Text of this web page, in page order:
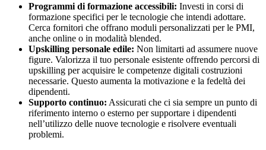
Programmi di formazione accessibili: Investi in corsi di
formazione specifici per le tecnologie che intendi adottare.
Cerca fornitori che offrano moduli personalizzati per le PMI,
anche online o in modalità blended.
Upskilling personale edile: Non limitarti ad assumere nuove
figure. Valorizza il tuo personale esistente offrendo percorsi di
upskilling per acquisire le competenze digitali costruzioni
necessarie. Questo aumenta la motivazione e la fedeltà dei
dipendenti.
Supporto continuo: Assicurati che ci sia sempre un punto di
riferimento interno o esterno per supportare i dipendenti
nell’utilizzo delle nuove tecnologie e risolvere eventuali
problemi.